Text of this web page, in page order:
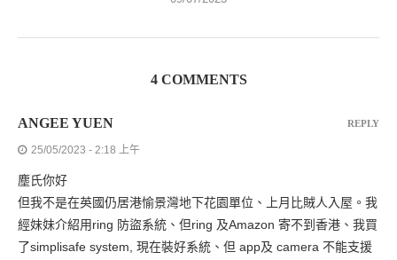
4 COMMENTS
ANGEE YUEN
25/05/2023 - 2:18 上午
塵氏你好
但我不是在英國仍居港愉景灣地下花園單位、上月比賊人入屋。我
經妹妹介紹用ring 防盜系統、但ring 及Amazon 寄不到香港、我買
了simplisafe system, 現在裝好系統、但 app及 camera 不能支援
REPLY